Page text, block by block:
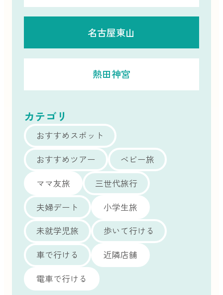
名古屋東山
熱田神宮
カテゴリ
おすすめスポット
おすすめツアー
ベビー旅
ママ友旅
三世代旅行
夫婦デート
小学生旅
未就学児旅
歩いて行ける
車で行ける
近隣店舗
電車で行ける